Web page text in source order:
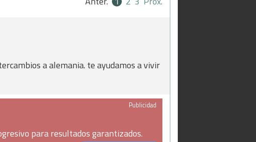
a alemania. te ayudamos a vivir
Publicidad
para resultados garantizados.